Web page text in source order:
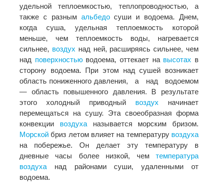
удельной теплоемкостью, теплопроводностью, а
также с разным альбедосуши и водоема. Днем,
когда суша, удельная теплоемкость которой
меньше, чем теплоемкость воды, нагревается
сильнее, воздух над ней, расширяясь сильнее, чем
над поверхностьюводоема, оттекает на высотах в
сторону водоема. При этом над сушей возникает
область пониженного давления, а над водоемом
— область повышенного давления. В результате
этого холодный приводный воздух начинает
перемещаться на сушу. Эта своеобразная форма
конвекции воздуханазывается морским бризом.
Морской бриз летом влияет на температуру воздуха
на побережье. Он делает эту температуру в
дневные часы более низкой, чем температура
воздуха над районами суши, удаленными от
водоема.